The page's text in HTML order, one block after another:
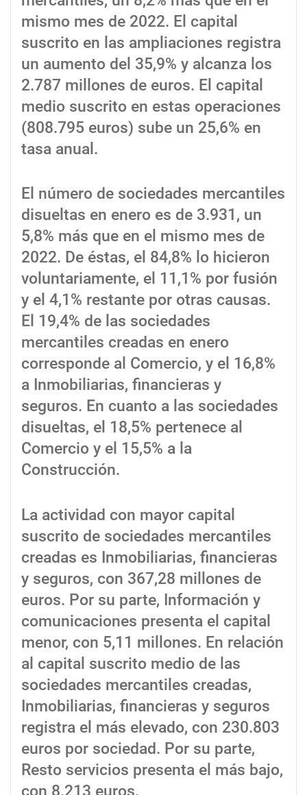
mismo mes de 2022. El capital
suscrito en las ampliaciones registra
un aumento del 35,9% y alcanza los
2.787 millones de euros. El capital
medio suscrito en estas operaciones
(808.795 euros) sube un 25,6% en
tasa anual.
El número de sociedades mercantiles
disueltas en enero es de 3.931, un
5,8% más que en el mismo mes de
2022. De éstas, el 84,8% lo hicieron
voluntariamente, el 11,1% por fusión
y el 4,1% restante por otras causas.
El 19,4% de las sociedades
mercantiles creadas en enero
corresponde al Comercio, y el 16,8%
a Inmobiliarias, financieras y
seguros. En cuanto a las sociedades
disueltas, el 18,5% pertenece al
Comercio y el 15,5% a la
Construcción.
La actividad con mayor capital
suscrito de sociedades mercantiles
creadas es Inmobiliarias, financieras
y seguros, con 367,28 millones de
euros. Por su parte, Información y
comunicaciones presenta el capital
menor, con 5,11 millones. En relación
al capital suscrito medio de las
sociedades mercantiles creadas,
Inmobiliarias, financieras y seguros
registra el más elevado, con 230.803
euros por sociedad. Por su parte,
Resto servicios presenta el más bajo,
con 8.213 euros.